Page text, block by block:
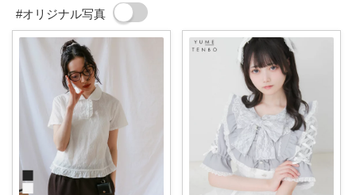
#オリジナル写真